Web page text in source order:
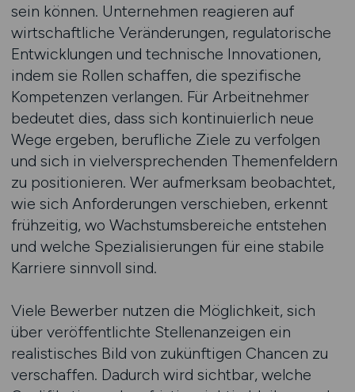
sein können. Unternehmen reagieren auf
wirtschaftliche Veränderungen, regulatorische
Entwicklungen und technische Innovationen,
indem sie Rollen schaffen, die spezifische
Kompetenzen verlangen. Für Arbeitnehmer
bedeutet dies, dass sich kontinuierlich neue
Wege ergeben, berufliche Ziele zu verfolgen
und sich in vielversprechenden Themenfeldern
zu positionieren. Wer aufmerksam beobachtet,
wie sich Anforderungen verschieben, erkennt
frühzeitig, wo Wachstumsbereiche entstehen
und welche Spezialisierungen für eine stabile
Karriere sinnvoll sind.
Viele Bewerber nutzen die Möglichkeit, sich
über veröffentlichte Stellenanzeigen ein
realistisches Bild von zukünftigen Chancen zu
verschaffen. Dadurch wird sichtbar, welche